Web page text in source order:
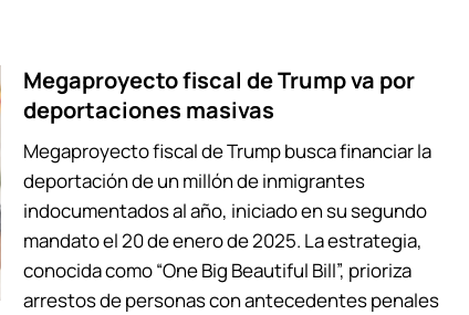
Megaproyecto fiscal de Trump va por
deportaciones masivas
Megaproyecto fiscal de Trump busca financiar la
deportación de un millón de inmigrantes
indocumentados al año, iniciado en su segundo
mandato el 20 de enero de 2025. La estrategia,
conocida como “One Big Beautiful Bill”, prioriza
arrestos de personas con antecedentes penales